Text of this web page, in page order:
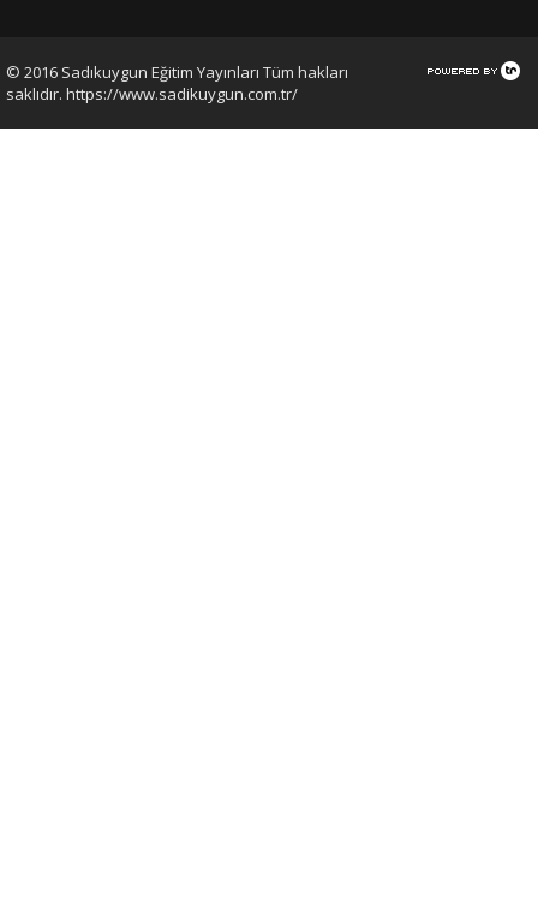
© 2016 Sadıkuygun Eğitim Yayınları Tüm hakları
saklıdır. https://www.sadikuygun.com.tr/